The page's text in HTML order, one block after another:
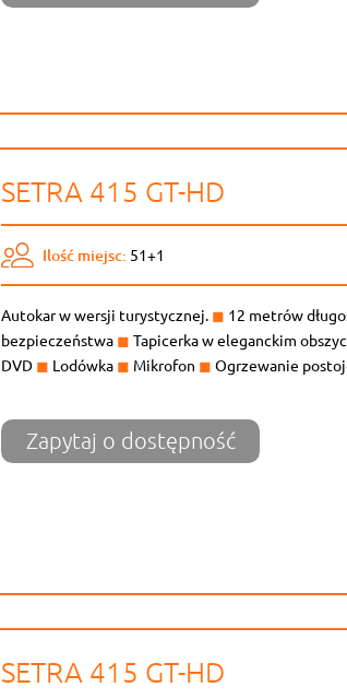
SETRA 415 GT-HD
Ilość miejsc: 51+1
Autokar w wersji turystycznej. ◼ 12 metrów
bezpieczeństwa ◼ Tapicerka w eleganckim
DVD ◼ Lodówka ◼ Mikrofon ◼ Ogrzewanie
Zapytaj o dostępność
SETRA 415 GT-HD